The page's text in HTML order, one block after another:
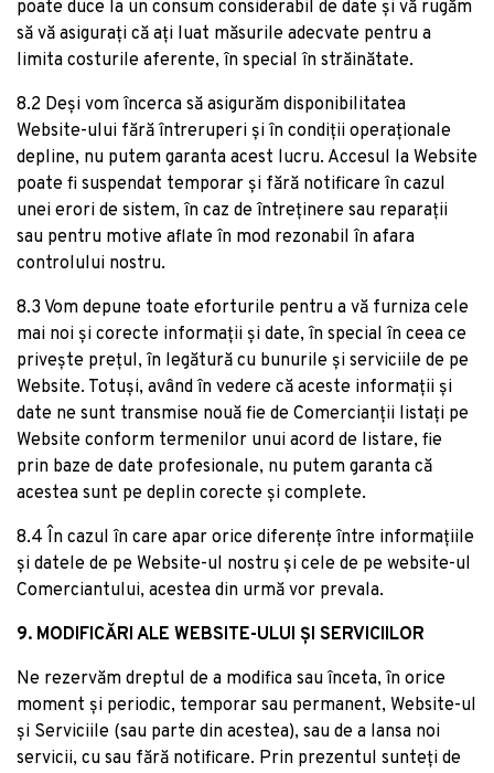
poate duce la un consum considerabil de date și vă rugăm
să vă asigurați că ați luat măsurile adecvate pentru a
limita costurile aferente, în special în străinătate.
8.2 Deși vom încerca să asigurăm disponibilitatea
Website-ului fără întreruperi și în condiții operaționale
depline, nu putem garanta acest lucru. Accesul la Website
poate fi suspendat temporar și fără notificare în cazul
unei erori de sistem, în caz de întreținere sau reparații
sau pentru motive aflate în mod rezonabil în afara
controlului nostru.
8.3 Vom depune toate eforturile pentru a vă furniza cele
mai noi și corecte informații și date, în special în ceea ce
privește prețul, în legătură cu bunurile și serviciile de pe
Website. Totuși, având în vedere că aceste informații și
date ne sunt transmise nouă fie de Comercianții listați pe
Website conform termenilor unui acord de listare, fie
prin baze de date profesionale, nu putem garanta că
acestea sunt pe deplin corecte și complete.
8.4 În cazul în care apar orice diferențe între informațiile
și datele de pe Website-ul nostru și cele de pe website-ul
Comerciantului, acestea din urmă vor prevala.
9. MODIFICĂRI ALE WEBSITE-ULUI ȘI SERVICIILOR
Ne rezervăm dreptul de a modifica sau înceta, în orice
moment și periodic, temporar sau permanent, Website-ul
și Serviciile (sau parte din acestea), sau de a lansa noi
servicii, cu sau fără notificare. Prin prezentul sunteți de